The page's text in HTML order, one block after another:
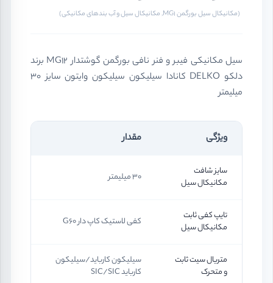
(مکانیکال سیل بورگمن MG1, مکانیکال سیل و آب بندهای مکانیکی)
سیل مکانیکی فیبر و فنر نافی بورگمن گوشتدار MG12 برند
دلکو DELKO کانادا سیلیکون سیلیکون وایتون سایز 30
میلیمتر
ویژگی مقدار
سایز شافت
مکانیکال سیل
30 میلیمتر
تایپ کفی ثابت
مکانیکال سیل
کفی لاستیک کاپ دار G60
متریال سیت ثابت
و متحرک
سیلیکون کارباید/سیلیکون
کارباید SIC/SIC